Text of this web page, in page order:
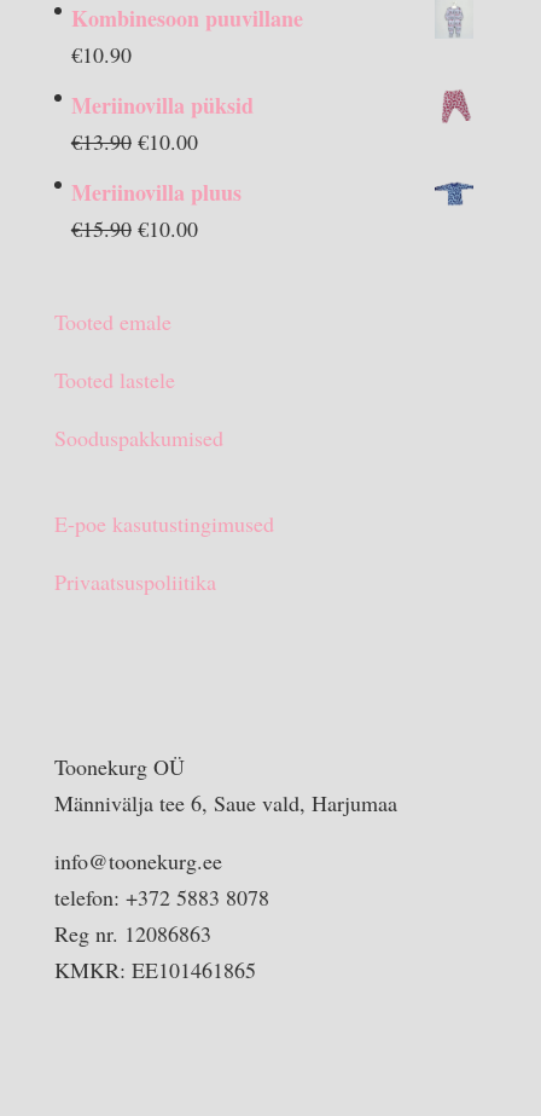
Kombinesoon puuvillane
€10.90
Meriinovilla püksid
€13.90 Algne
€10.00Praegune
on:
Meriinovilla pluus
€15.90 Algne
€15.90.
€10.00Praegune
Tooted emale
Tooted lastele
Sooduspakkumised
E-poe kasutustingimused
Privaatsuspoliitika
Toonekurg OÜ
Männivälja tee 6, Saue vald, Harjumaa
info@toonekurg.ee
telefon: +372 5883 8078
Reg nr. 12086863
KMKR: EE101461865